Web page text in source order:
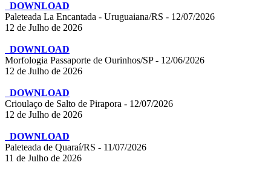
DOWNLOAD
Paleteada La Encantada - Uruguaiana/RS - 12/07/2026
12 de Julho de 2026
DOWNLOAD
Morfologia Passaporte de Ourinhos/SP - 12/06/2026
12 de Julho de 2026
DOWNLOAD
Crioulaço de Salto de Pirapora - 12/07/2026
12 de Julho de 2026
DOWNLOAD
Paleteada de Quaraí/RS - 11/07/2026
11 de Julho de 2026